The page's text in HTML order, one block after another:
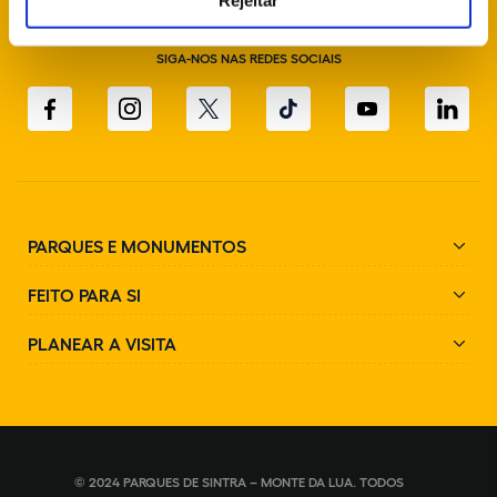
SIGA-NOS NAS REDES SOCIAIS
PARQUES E MONUMENTOS
FEITO PARA SI
PLANEAR A VISITA
© 2024 PARQUES DE SINTRA – MONTE DA LUA. TODOS